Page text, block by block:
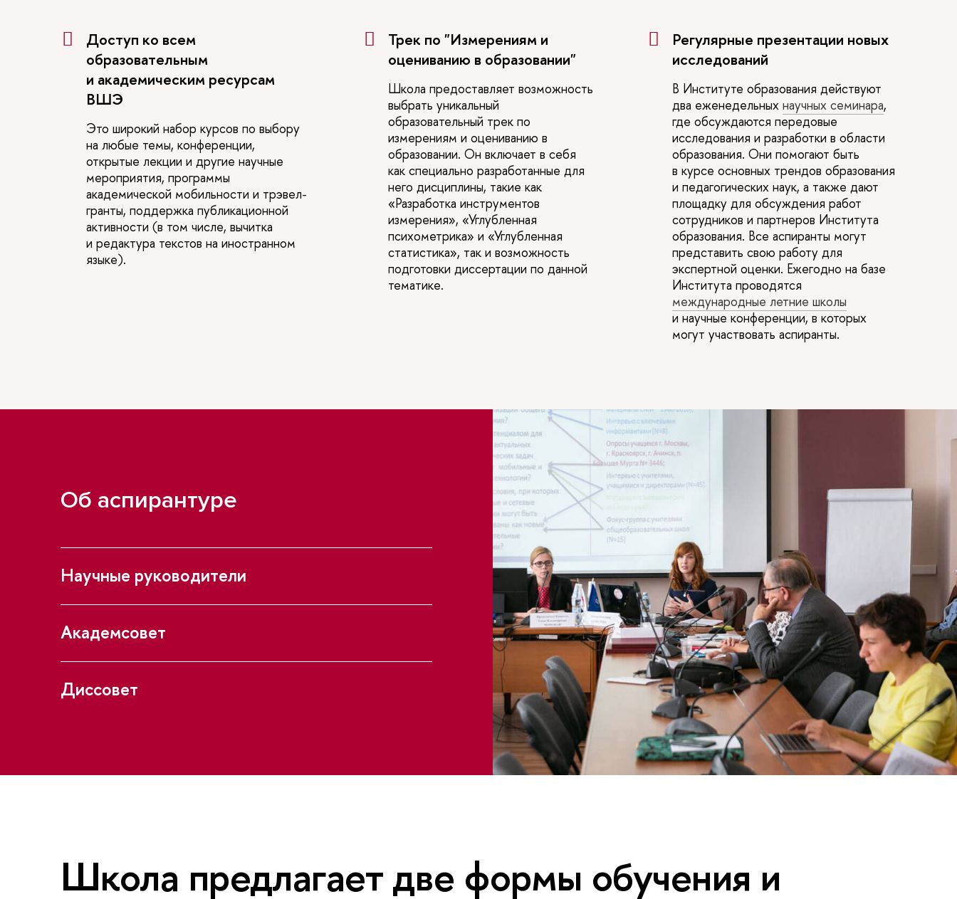
Доступ ко всем
образовательным
и академическим ресурсам
ВШЭ
Это широкий набор курсов по выбору
на любые темы, конференции,
открытые лекции и другие научные
мероприятия, программы
академической мобильности и трэвел-
гранты, поддержка публикационной
активности (в том числе, вычитка
и редактура текстов на иностранном
языке).
Трек по "Измерениям и
оцениванию в образовании"
Школа предоставляет возможность
выбрать уникальный
образовательный трек по
измерениям и оцениванию в
образовании. Он включает в себя
как специально разработанные для
него дисциплины, такие как
«Разработка инструментов
измерения», «Углубленная
психометрика» и «Углубленная
статистика», так и возможность
подготовки диссертации по данной
тематике.
Регулярные презентации новых
исследований
В Институте образования действуют
два еженедельных научных семинара,
где обсуждаются передовые
исследования и разработки в области
образования. Они помогают быть
в курсе основных трендов образования
и педагогических наук, а также дают
площадку для обсуждения работ
сотрудников и партнеров Института
образования. Все аспиранты могут
представить свою работу для
экспертной оценки. Ежегодно на базе
Института проводятся
международные летние школы
и научные конференции, в которых
могут участвовать аспиранты.
Об аспирантуре
Научные руководители
Академсовет
Диссовет
Школа предлагает две формы обучения и